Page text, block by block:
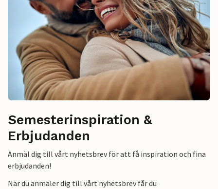
Semesterinspiration &
Erbjudanden
Anmäl dig till vårt nyhetsbrev för att få inspiration och fina
erbjudanden!
När du anmäler dig till vårt nyhetsbrev får du